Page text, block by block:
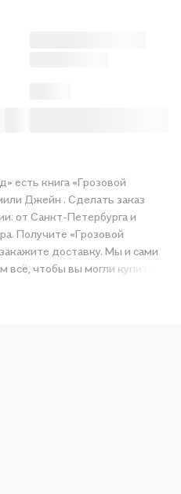
есть книга «Грозовой
Джейн . Сделать заказ
от Санкт-Петербурга и
Получите «Грозовой
доставку. Мы и сами
чтобы вы могли купить